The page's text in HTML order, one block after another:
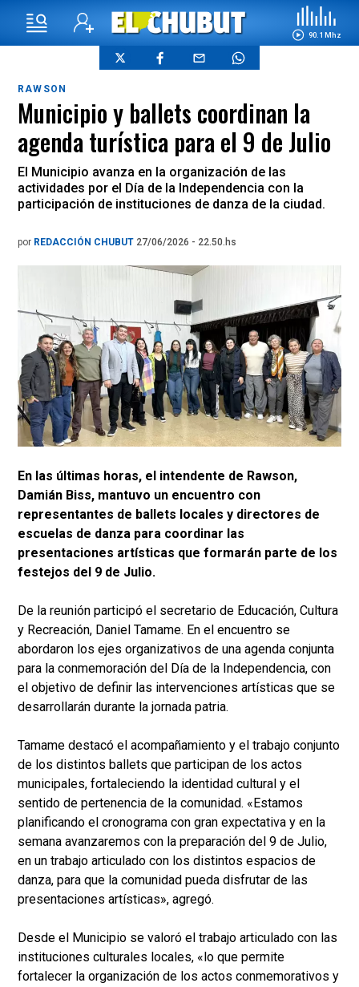
90.1 Mhz
RAWSON
Municipio y ballets coordinan la
agenda turística para el 9 de Julio
El Municipio avanza en la organización de las
actividades por el Día de la Independencia con la
participación de instituciones de danza de la ciudad.
por REDACCIÓN CHUBUT 27/06/2026 - 22.50.hs
En las últimas horas, el intendente de Rawson,
Damián Biss, mantuvo un encuentro con
representantes de ballets locales y directores de
escuelas de danza para coordinar las
presentaciones artísticas que formarán parte de los
festejos del 9 de Julio.
De la reunión participó el secretario de Educación, Cultura
y Recreación, Daniel Tamame. En el encuentro se
abordaron los ejes organizativos de una agenda conjunta
para la conmemoración del Día de la Independencia, con
el objetivo de definir las intervenciones artísticas que se
desarrollarán durante la jornada patria.
Tamame destacó el acompañamiento y el trabajo conjunto
de los distintos ballets que participan de los actos
municipales, fortaleciendo la identidad cultural y el
sentido de pertenencia de la comunidad. «Estamos
planificando el cronograma con gran expectativa y en la
semana avanzaremos con la preparación del 9 de Julio,
en un trabajo articulado con los distintos espacios de
danza, para que la comunidad pueda disfrutar de las
presentaciones artísticas», agregó.
Desde el Municipio se valoró el trabajo articulado con las
instituciones culturales locales, «lo que permite
fortalecer la organización de los actos conmemorativos y